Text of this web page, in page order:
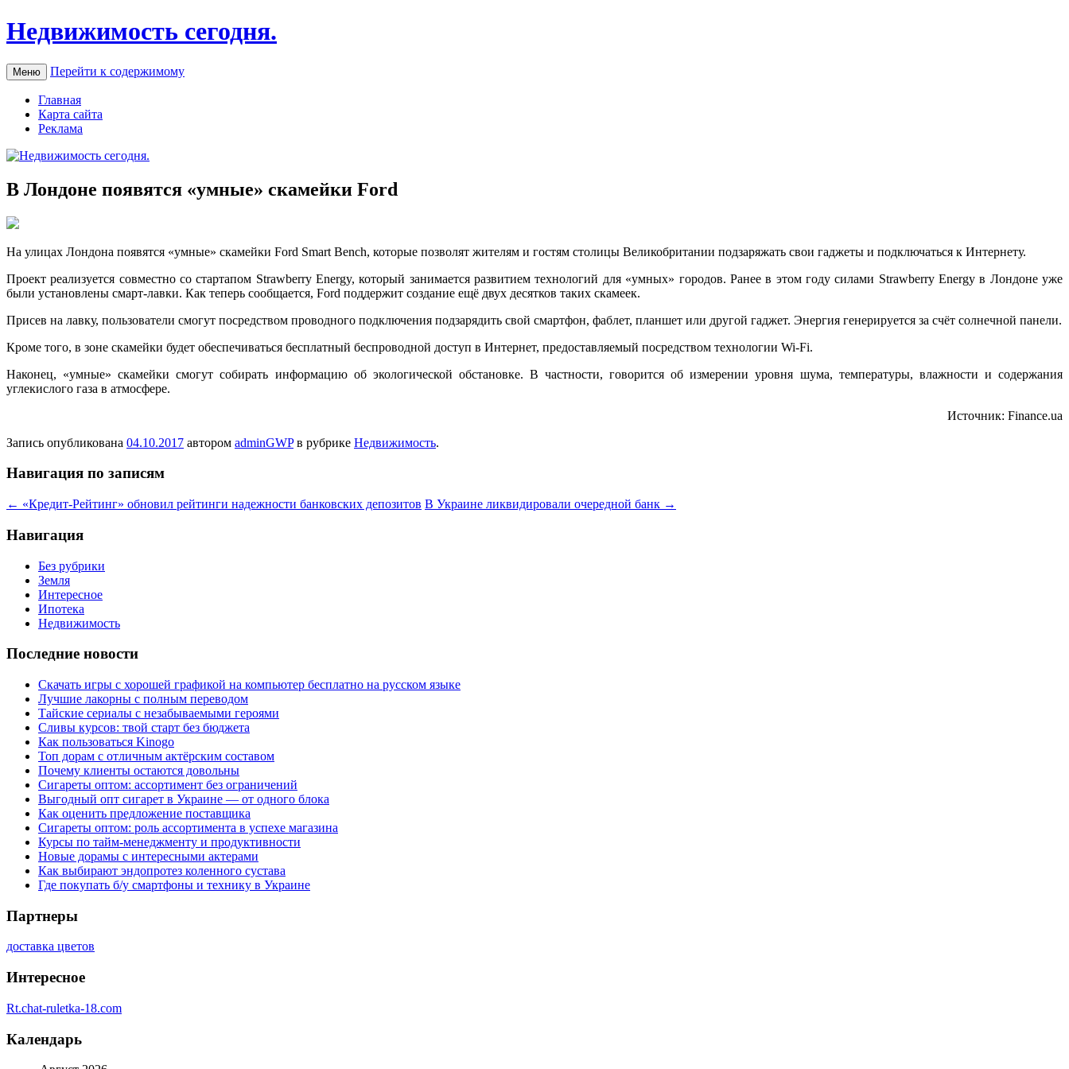
Недвижимость сегодня.
Меню Перейти к содержимому
Главная
Карта сайта
Реклама
В Лондоне появятся «умные» скамейки Ford
Нa улицах Лондона появятся «умные» скамейки Ford Smart Bench, которые позволят жителям и гостям столицы Великобритании подзаряжать свои гаджеты и подключаться к Интернету.
Проект реализуется совместно со стартапом Strawberry Energy, который занимается развитием технологий для «умных» городов. Ранее в этом году силами Strawberry Energy в Лондоне уже
были установлены смарт-лавки. Как теперь сообщается, Ford поддержит создание ещё двух десятков таких скамеек.
Присев на лавку, пользователи смогут посредством проводного подключения подзарядить свой смартфон, фаблет, планшет или другой гаджет. Энергия генерируется за счёт солнечной панели.
Кроме того, в зоне скамейки будет обеспечиваться бесплатный беспроводной доступ в Интернет, предоставляемый посредством технологии Wi-Fi.
Наконец, «умные» скамейки смогут собирать информацию об экологической обстановке. В частности, говорится об измерении уровня шума, температуры, влажности и содержания
углекислого газа в атмосфере.
Источник: Finance.ua
Запись опубликована 04.10.2017 автором adminGWPв рубрике Недвижимость.
Навигация по записям
← «Кредит-Рейтинг» обновил рейтинги надежности банковских депозитов В Украине ликвидировали очередной банк →
Навигация
Без рубрики
Земля
Интересное
Ипотека
Недвижимость
Последние новости
Скачать игры с хорошей графикой на компьютер бесплатно на русском языке
Лучшие лакорны с полным переводом
Тайские сериалы с незабываемыми героями
Сливы курсов: твой старт без бюджета
Как пользоваться Kinogo
Топ дорам с отличным актёрским составом
Почему клиенты остаются довольны
Сигареты оптом: ассортимент без ограничений
Выгодный опт сигарет в Украине — от одного блока
Как оценить предложение поставщика
Сигареты оптом: роль ассортимента в успехе магазина
Курсы по тайм-менеджменту и продуктивности
Новые дорамы с интересными актерами
Как выбирают эндопротез коленного сустава
Где покупать б/у смартфоны и технику в Украине
Партнеры
доставка цветов
Интересное
Rt.chat-ruletka-18.com
Календарь